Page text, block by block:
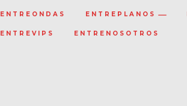
ENTREONDAS ENTREPLANOS
ENTREVIPS ENTRENOSOTROS